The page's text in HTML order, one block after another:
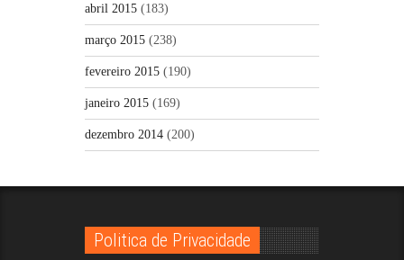
abril 2015 (183)
março 2015 (238)
fevereiro 2015 (190)
janeiro 2015 (169)
dezembro 2014 (200)
Politica de Privacidade